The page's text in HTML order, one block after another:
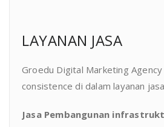
LAYANAN JASA
Groedu Digital Marketing Agency
consistence di dalam layanan
Jasa Pembangunan